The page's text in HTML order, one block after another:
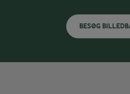
BESØG